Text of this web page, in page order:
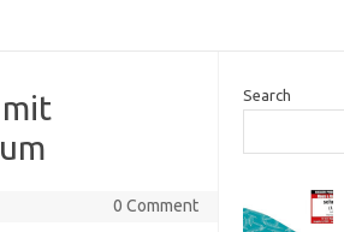
0 Comment
Search